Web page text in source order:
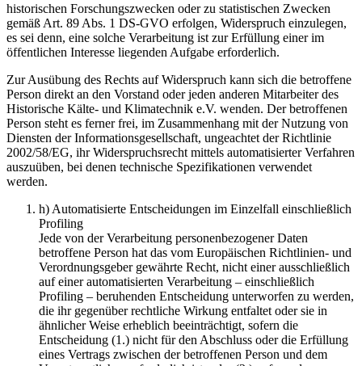
historischen Forschungszwecken oder zu statistischen Zwecken
gemäß Art. 89 Abs. 1 DS-GVO erfolgen, Widerspruch einzulegen,
es sei denn, eine solche Verarbeitung ist zur Erfüllung einer im
öffentlichen Interesse liegenden Aufgabe erforderlich.
Zur Ausübung des Rechts auf Widerspruch kann sich die betroffene
Person direkt an den Vorstand oder jeden anderen Mitarbeiter des
Historische Kälte- und Klimatechnik e.V. wenden. Der betroffenen
Person steht es ferner frei, im Zusammenhang mit der Nutzung von
Diensten der Informationsgesellschaft, ungeachtet der Richtlinie
2002/58/EG, ihr Widerspruchsrecht mittels automatisierter Verfahren
auszuüben, bei denen technische Spezifikationen verwendet
werden.
h) Automatisierte Entscheidungen im Einzelfall einschließlich
Profiling
Jede von der Verarbeitung personenbezogener Daten
betroffene Person hat das vom Europäischen Richtlinien- und
Verordnungsgeber gewährte Recht, nicht einer ausschließlich
auf einer automatisierten Verarbeitung – einschließlich
Profiling – beruhenden Entscheidung unterworfen zu werden,
die ihr gegenüber rechtliche Wirkung entfaltet oder sie in
ähnlicher Weise erheblich beeinträchtigt, sofern die
Entscheidung (1.) nicht für den Abschluss oder die Erfüllung
eines Vertrags zwischen der betroffenen Person und dem